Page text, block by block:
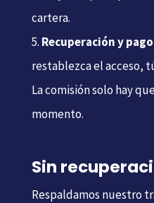
cartera.
Recuperación y pago
restablezca el acceso,
La comisión solo hay
momento.
Sin
Respaldamos nuestro